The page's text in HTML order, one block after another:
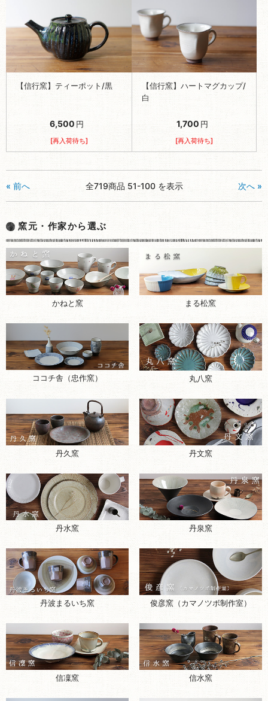
【信行窯】ティーポット/黒
6,500 円
[再入荷待ち]
【信行窯】ハートマグカップ/
白
1,700 円
[再入荷待ち]
« 前へ 全719商品 51-100 を表示 次へ »
窯元・作家から選ぶ
かねと窯 まる松窯
ココチ舎（忠作窯） 丸八窯
丹久窯 丹文窯
丹水窯 丹泉窯
丹波まるいち窯 俊彦窯（カマノツボ制作室）
信凜窯 信水窯